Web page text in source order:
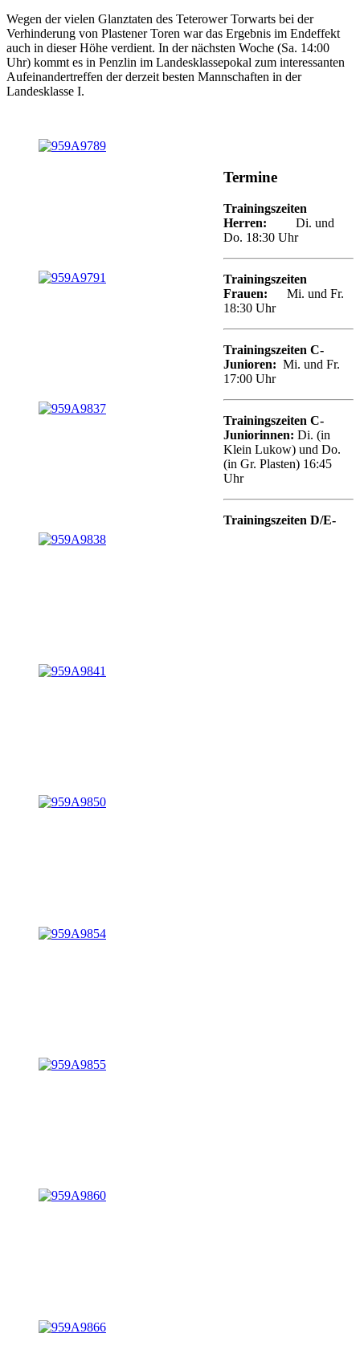
Wegen der vielen Glanztaten des Teterower Torwarts bei der
Verhinderung von Plastener Toren war das Ergebnis im Endeffekt
auch in dieser Höhe verdient. In der nächsten Woche (Sa. 14:00
Uhr) kommt es in Penzlin im Landesklassepokal zum interessanten
Aufeinandertreffen der derzeit besten Mannschaften in der
Landesklasse I.
Termine
Trainingszeiten
Herren: Di. und
Do. 18:30 Uhr
Trainingszeiten
Frauen: Mi. und Fr.
18:30 Uhr
Trainingszeiten C-
Junioren: Mi. und Fr.
17:00 Uhr
Trainingszeiten C-
Juniorinnen: Di. (in
Klein Lukow) und Do.
(in Gr. Plasten) 16:45
Uhr
Trainingszeiten D/E-